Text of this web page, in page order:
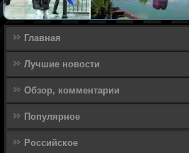
Главная
Лучшие новости
Обзор, комментарии
Популярное
Российское